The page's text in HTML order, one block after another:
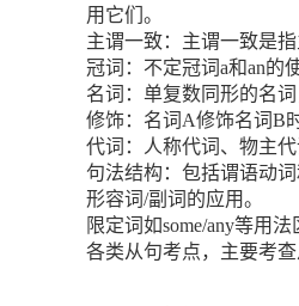
用它们。
主谓一致：主谓一致是
冠词：不定冠词a和an的
名词：单复数同形的名
修饰：名词A修饰名词B
代词：人称代词、物主
句法结构：包括谓语动
形容词/副词的应用。
限定词如some/any等用法
各类从句考点，主要考查